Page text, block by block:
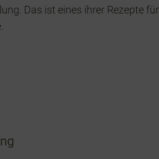
Das ist eines ihrer Rezepte für